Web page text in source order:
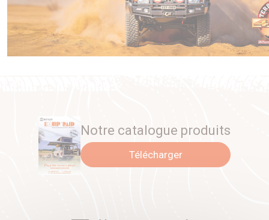
Notre catalogue produits
Télécharger